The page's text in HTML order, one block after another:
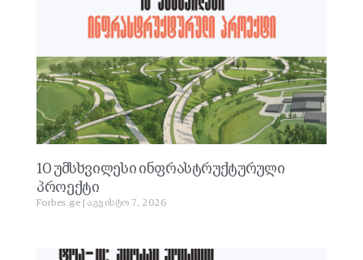
10 უმსხვილესი ინფრასტრუქტურული
პროექტი
Forbes.ge აგვისტო 7, 2026